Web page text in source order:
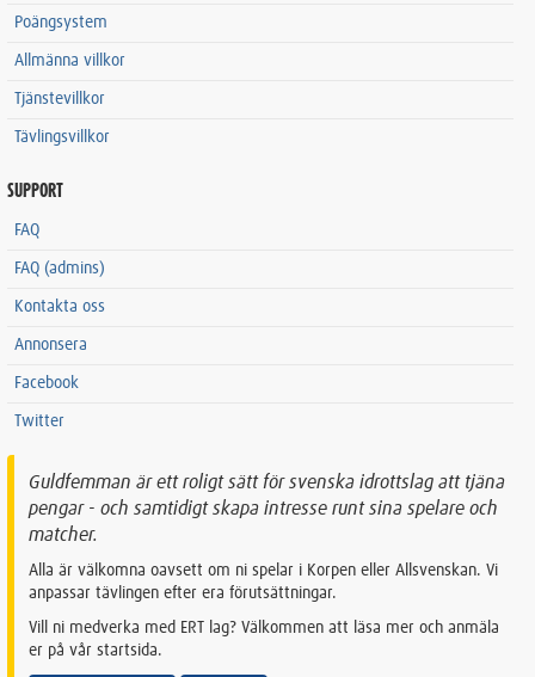
Poängsystem
Allmänna villkor
Tjänstevillkor
Tävlingsvillkor
SUPPORT
FAQ
FAQ (admins)
Kontakta oss
Annonsera
Facebook
Twitter
Guldfemman är ett roligt sätt för svenska idrottslag att tjäna
pengar - och samtidigt skapa intresse runt sina spelare och
matcher.
Alla är välkomna oavsett om ni spelar i Korpen eller Allsvenskan. Vi
anpassar tävlingen efter era förutsättningar.
Vill ni medverka med ERT lag? Välkommen att läsa mer och anmäla
er på vår startsida.